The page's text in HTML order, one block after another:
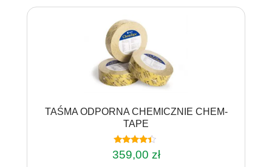
produkt
ma
wiele
wariantów.
Opcje
można
wybrać
stronie
produktu
TAŚMA ODPORNA CHEMICZNIE CHEM-
TAPE
Oceniono
4.20
359,00 zł